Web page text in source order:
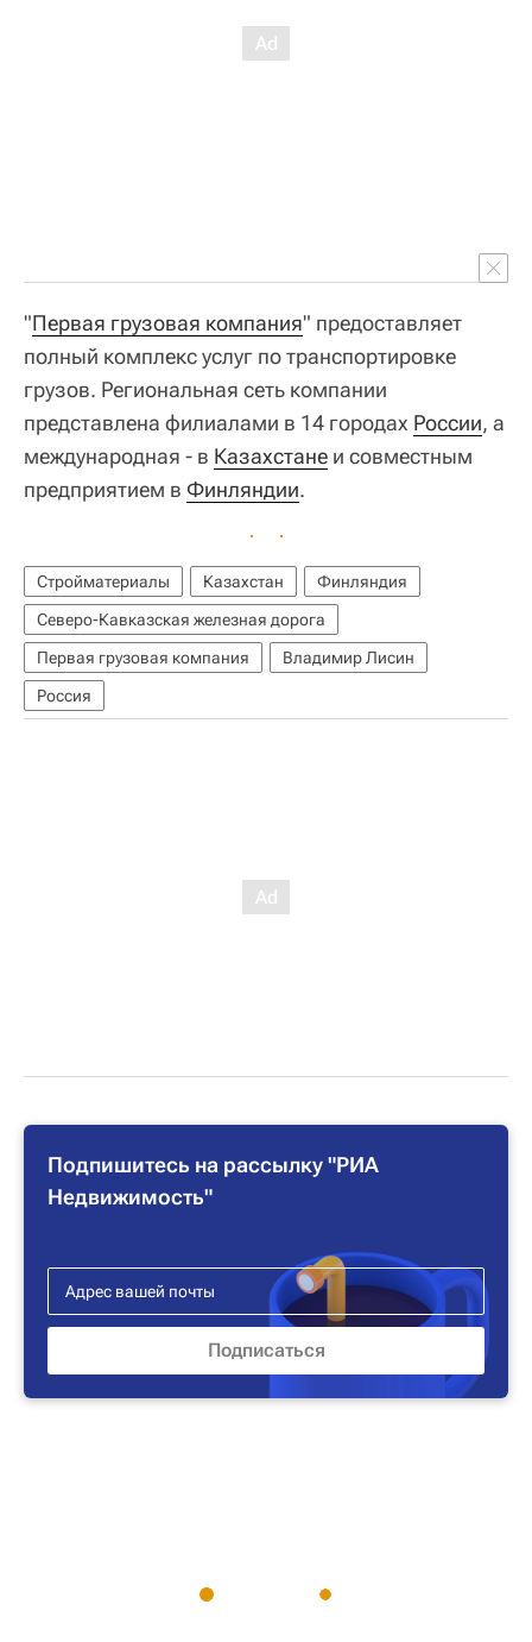
"Первая грузовая компания" предоставляет
полный комплекс услуг по транспортировке
грузов. Региональная сеть компании
представлена филиалами в 14 городах России, а
международная - в Казахстане и совместным
предприятием в Финляндии.
Стройматериалы Казахстан
Финляндия
Северо-Кавказская железная дорога
Первая грузовая компания
Владимир Лисин
Россия
Подпишитесь на рассылку "РИА
Недвижимость"